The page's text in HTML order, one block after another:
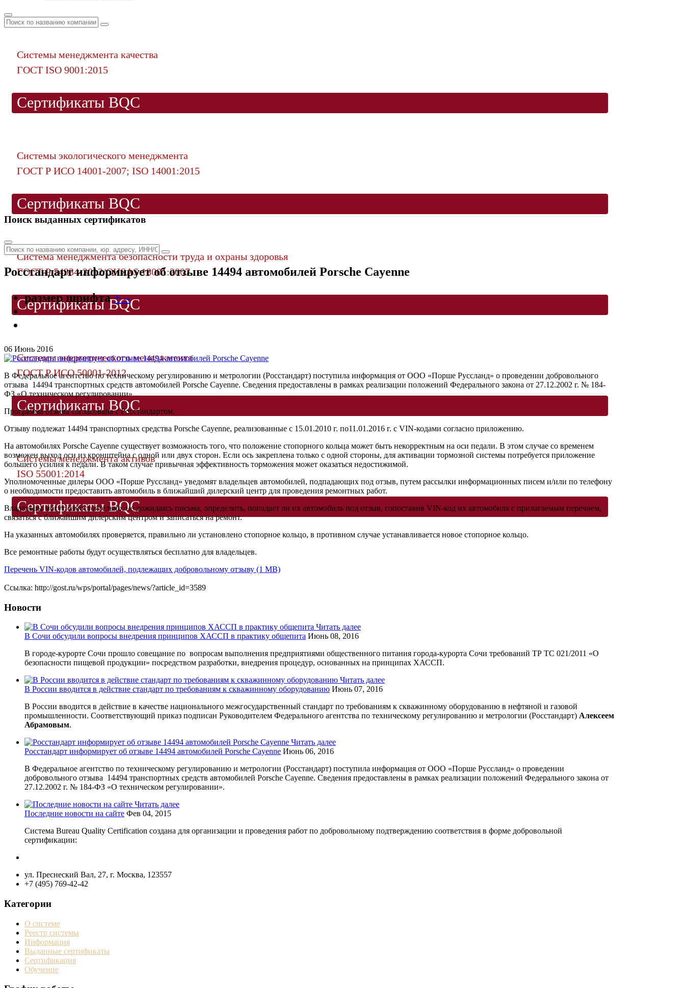
Системы менеджмента качества
ГОСТ ISO 9001:2015
Сертификаты BQC
Системы экологического менеджмента
ГОСТ Р ИСО 14001-2007; ISO 14001:2015
Сертификаты BQC
Система менеджмента безопасности труда и охраны здоровья
ГОСТ Р 54934-2012/OHSAS 18001:2007
Сертификаты BQC
Системы энергетического менеджмента
ГОСТ Р ИСО 50001-2012
Сертификаты BQC
Системы менеджмента активов
ISO 55001:2014
Сертификаты BQC
Поиск выданных сертификатов
Росстандарт информирует об отзыве 14494 автомобилей Porsche Cayenne
размер шрифта +–
06 Июнь 2016
В Федеральное агентство по техническому регулированию и метрологии (Росстандарт) поступила информация от ООО «Порше Руссланд» о проведении добровольного
отзыва 14494 транспортных средств автомобилей Porsche Cayenne. Сведения предоставлены в рамках реализации положений Федерального закона от 27.12.2002 г. № 184-
ФЗ «О техническом регулировании».
Программа отзыва согласована с Росстандартом.
Отзыву подлежат 14494 транспортных средства Porsche Cayenne, реализованные с 15.01.2010 г. по11.01.2016 г. с VIN-кодами согласно приложению.
На автомобилях Porsche Cayenne существует возможность того, что положение стопорного кольца может быть некорректным на оси педали. В этом случае со временем
возможен выход оси из кронштейна с одной или двух сторон. Если ось закреплена только с одной стороны, для активации тормозной системы потребуется приложение
большего усилия к педали. В таком случае привычная эффективность торможения может оказаться недостижимой.
Уполномоченные дилеры ООО «Порше Руссланд» уведомят владельцев автомобилей, подпадающих под отзыв, путем рассылки информационных писем и/или по телефону
о необходимости предоставить автомобиль в ближайший дилерский центр для проведения ремонтных работ.
Владельцы могут самостоятельно, не дожидаясь письма, определить, попадает ли их автомобиль под отзыв, сопоставив VIN-код их автомобиля с прилагаемым перечнем,
связаться с ближайшим дилерским центром и записаться на ремонт.
На указанных автомобилях проверяется, правильно ли установлено стопорное кольцо, в противном случае устанавливается новое стопорное кольцо.
Все ремонтные работы будут осуществляться бесплатно для владельцев.
Перечень VIN-кодов автомобилей, подлежащих добровольному отзыву (1 MB)
Cсылка: http://gost.ru/wps/portal/pages/news/?article_id=3589
Новости
Читать далее
В Сочи обсудили вопросы внедрения принципов ХАССП в практику общепита Июнь 08, 2016
В городе-курорте Сочи прошло совещание по вопросам выполнения предприятиями общественного питания города-курорта Сочи требований ТР ТС 021/2011 «О
безопасности пищевой продукции» посредством разработки, внедрения процедур, основанных на принципах ХАССП.
Читать далее
В России вводится в действие стандарт по требованиям к скважинному оборудованию Июнь 07, 2016
В России вводится в действие в качестве национального межгосударственный стандарт по требованиям к скважинному оборудованию в нефтяной и газовой
промышленности. Соответствующий приказ подписан Руководителем Федерального агентства по техническому регулированию и метрологии (Росстандарт) Алексеем
Абрамовым.
Читать далее
Росстандарт информирует об отзыве 14494 автомобилей Porsche Cayenne Июнь 06, 2016
В Федеральное агентство по техническому регулированию и метрологии (Росстандарт) поступила информация от ООО «Порше Руссланд» о проведении
добровольного отзыва 14494 транспортных средств автомобилей Porsche Cayenne. Сведения предоставлены в рамках реализации положений Федерального закона от
27.12.2002 г. № 184-ФЗ «О техническом регулировании».
Читать далее
Последние новости на сайте Фев 04, 2015
Система Bureau Quality Certification создана для организации и проведения работ по добровольному подтверждению соответствия в форме добровольной
сертификации:
ул. Преснеский Вал, 27, г. Москва, 123557
+7 (495) 769-42-42
Категории
О системе
Реестр системы
Информация
Выданные сертификаты
Сертификация
Обучение